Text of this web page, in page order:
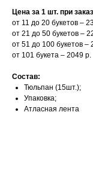
Цена за 1 шт. при
от 11 до 20 букетов –
от 21 до 50 букетов –
от 51 до 100 букетов –
от 101 букета – 2049 р.
Состав:
Тюльпан (15шт.);
Упаковка;
Атласная лента